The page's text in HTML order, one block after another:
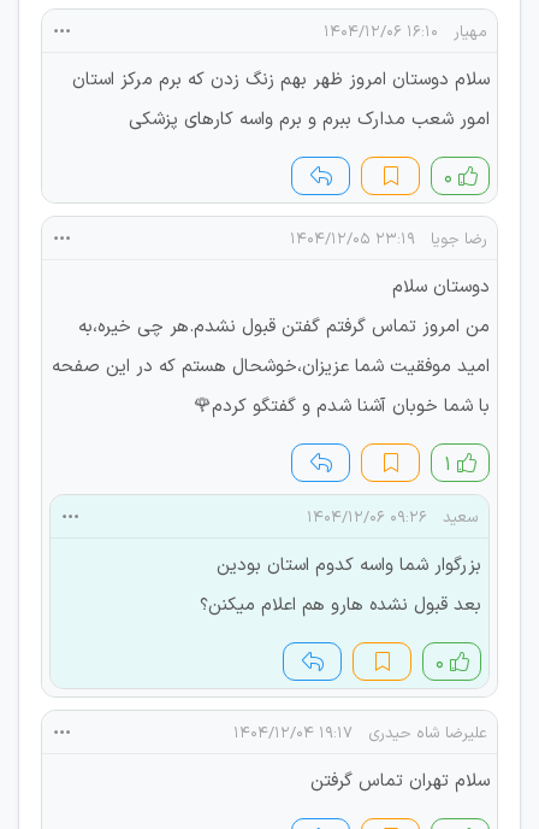
مهیار ۱۶:۱۰ ۱۴۰۴/۱۲/۰۶
سلام دوستان امروز ظهر بهم زنگ زدن که برم مرکز استان
امور شعب مدارک ببرم و برم واسه کارهای پزشکی
۰
رضا جویا ۲۳:۱۹ ۱۴۰۴/۱۲/۰۵
دوستان سلام
من امروز تماس گرفتم گفتن قبول نشدم.هر چی خیره،به
امید موفقیت شما عزیزان،خوشحال هستم که در این صفحه
با شما خوبان آشنا شدم و گفتگو کردم🌹
۱
سعید ۰۹:۲۶ ۱۴۰۴/۱۲/۰۶
بزرگوار شما واسه کدوم استان بودین
بعد قبول نشده هارو هم اعلام میکنن؟
۰
علیرضا شاه حیدری ۱۹:۱۷ ۱۴۰۴/۱۲/۰۴
سلام تهران تماس گرفتن